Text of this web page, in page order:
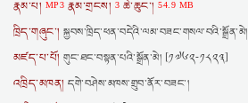
རྣམ་པ། MP3 རྣམ་གྲངས། 3 ཆེ་ཆུང་།54.9 MB
ཁྲིད་གཞུང་།སྐྱབས་ཁྲིད་ཕན་བདེའི་ལམ་བཟང་གསལ་བའི་སྒྲོན་མེ།
མཛད་པ་པོ།གུང་ཐང་བསྟན་པའི་སྒྲོན་མེ། [༡༧༦༢-༡༨༢༣]
འཁྲིད་མཁན།དགེ་བཤེས་མཁས་གྲུབ་ནོར་བཟང་།